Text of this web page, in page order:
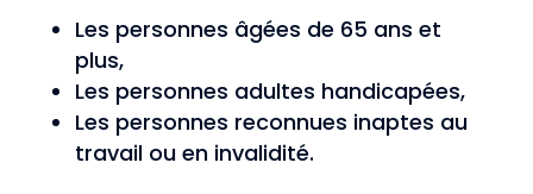
Les personnes âgées de 65 ans et
plus,
Les personnes adultes handicapées,
Les personnes reconnues inaptes au
travail ou en invalidité.